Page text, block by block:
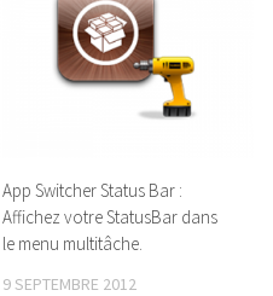
App Switcher Status Bar :
Affichez votre StatusBar dans
le menu multitâche.
9 SEPTEMBRE 2012